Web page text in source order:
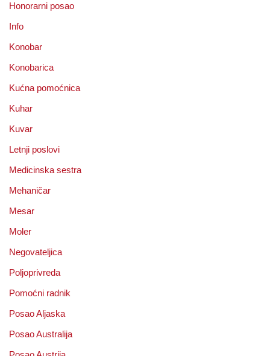
Honorarni posao
Info
Konobar
Konobarica
Kućna pomoćnica
Kuhar
Kuvar
Letnji poslovi
Medicinska sestra
Mehaničar
Mesar
Moler
Negovateljica
Poljoprivreda
Pomoćni radnik
Posao Aljaska
Posao Australija